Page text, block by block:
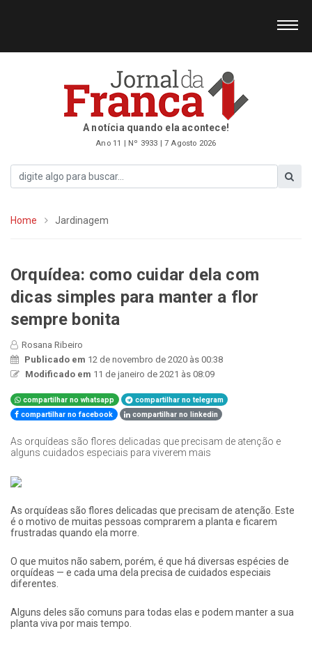
A notícia quando ela acontece!
Ano 11 | Nº 3933 | 7 Agosto 2026
Home Jardinagem
Orquídea: como cuidar dela com
dicas simples para manter a flor
sempre bonita
Rosana Ribeiro
Publicado em 12 de novembro de 2020 às 00:38
Modificado em 11 de janeiro de 2021 às 08:09
compartilhar no whatsapp
compartilhar no telegram
compartilhar no facebook
compartilhar no linkedin
​As orquídeas são flores delicadas que precisam de atenção e
alguns cuidados especiais para viverem mais
As orquídeas são flores delicadas que precisam de atenção. Este
é o motivo de muitas pessoas comprarem a planta e ficarem
frustradas quando ela morre.
O que muitos não sabem, porém, é que há diversas espécies de
orquídeas — e cada uma dela precisa de cuidados especiais
diferentes.
Alguns deles são comuns para todas elas e podem manter a sua
planta viva por mais tempo.